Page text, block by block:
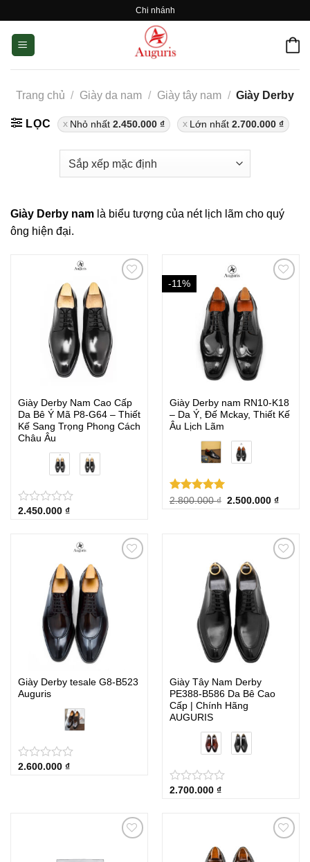
content
Chi nhánh
Trang chủ / Giày da nam / Giày tây nam / Giày Derby
LỌC Nhỏ nhất 2.450.000 ₫ Lớn nhất 2.700.000 ₫
Giày Derby nam là biểu tượng của nét lịch lãm cho quý
ông hiện đại.
Giày Derby Nam Cao Cấp
Da Bê Ý Mã P8-G64 – Thiết
Kế Sang Trọng Phong Cách
Châu Âu
★
★
★
★
★
2.450.000 ₫
-11%
Giày Derby nam RN10-K18
– Da Ý, Đế Mckay, Thiết Kế
Âu Lịch Lãm
Được xếp
2.800.000₫ Giá
2.500.000 ₫Giá
Giày Derby tesale G8-B523
Auguris
★
★
★
★
★
2.600.000 ₫
Giày Tây Nam Derby
PE388-B586 Da Bê Cao
Cấp | Chính Hãng
AUGURIS
★
★
★
★
★
2.700.000 ₫